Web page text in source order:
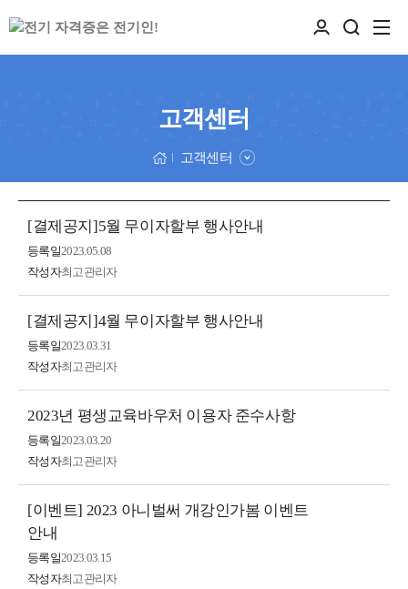
고객센터
고객센터
[결제공지]5월 무이자할부 행사안내
등록일2023.05.08
작성자최고관리자
[결제공지]4월 무이자할부 행사안내
등록일2023.03.31
작성자최고관리자
2023년 평생교육바우처 이용자 준수사항
등록일2023.03.20
작성자최고관리자
[이벤트] 2023 아니벌써 개강인가봄 이벤트
안내
등록일2023.03.15
작성자최고관리자